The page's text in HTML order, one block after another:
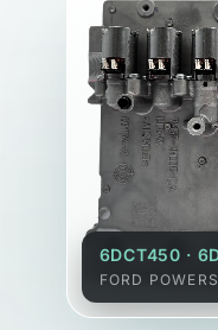
6DCT450 ·
FORD